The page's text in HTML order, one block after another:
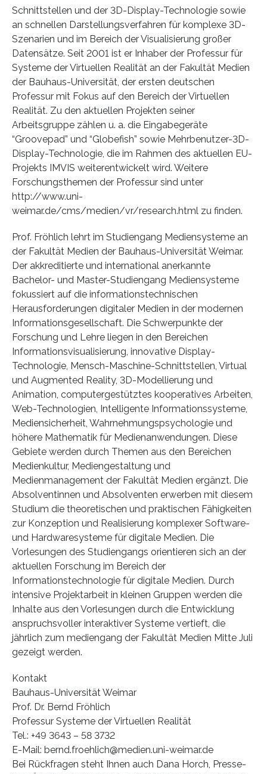
Schnittstellen und der 3D-Display-Technologie sowie
an schnellen Darstellungsverfahren für komplexe 3D-
Szenarien und im Bereich der Visualisierung großer
Datensätze. Seit 2001 ist er Inhaber der Professur für
Systeme der Virtuellen Realität an der Fakultät Medien
der Bauhaus-Universität, der ersten deutschen
Professur mit Fokus auf den Bereich der Virtuellen
Realität. Zu den aktuellen Projekten seiner
Arbeitsgruppe zählen u. a. die Eingabegeräte
“Groovepad” und “Globefish” sowie Mehrbenutzer-3D-
Display-Technologie, die im Rahmen des aktuellen EU-
Projekts IMVIS weiterentwickelt wird. Weitere
Forschungsthemen der Professur sind unter
http://www.uni-
weimar.de/cms/medien/vr/research.html zu finden.
Prof. Fröhlich lehrt im Studiengang Mediensysteme an
der Fakultät Medien der Bauhaus-Universität Weimar.
Der akkreditierte und international anerkannte
Bachelor- und Master-Studiengang Mediensysteme
fokussiert auf die informationstechnischen
Herausforderungen digitaler Medien in der modernen
Informationsgesellschaft. Die Schwerpunkte der
Forschung und Lehre liegen in den Bereichen
Informationsvisualisierung, innovative Display-
Technologie, Mensch-Maschine-Schnittstellen, Virtual
und Augmented Reality, 3D-Modellierung und
Animation, computergestütztes kooperatives Arbeiten,
Web-Technologien, Intelligente Informationssysteme,
Mediensicherheit, Wahrnehmungspsychologie und
höhere Mathematik für Medienanwendungen. Diese
Gebiete werden durch Themen aus den Bereichen
Medienkultur, Mediengestaltung und
Medienmanagement der Fakultät Medien ergänzt. Die
Absolventinnen und Absolventen erwerben mit diesem
Studium die theoretischen und praktischen Fähigkeiten
zur Konzeption und Realisierung komplexer Software-
und Hardwaresysteme für digitale Medien. Die
Vorlesungen des Studiengangs orientieren sich an der
aktuellen Forschung im Bereich der
Informationstechnologie für digitale Medien. Durch
intensive Projektarbeit in kleinen Gruppen werden die
Inhalte aus den Vorlesungen durch die Entwicklung
anspruchsvoller interaktiver Systeme vertieft, die
jährlich zum mediengang der Fakultät Medien Mitte Juli
gezeigt werden.
Kontakt
Bauhaus-Universität Weimar
Prof. Dr. Bernd Fröhlich
Professur Systeme der Virtuellen Realität
Tel.: +49 3643 – 58 3732
E-Mail: bernd.froehlich@medien.uni-weimar.de
Bei Rückfragen steht Ihnen auch Dana Horch, Presse-